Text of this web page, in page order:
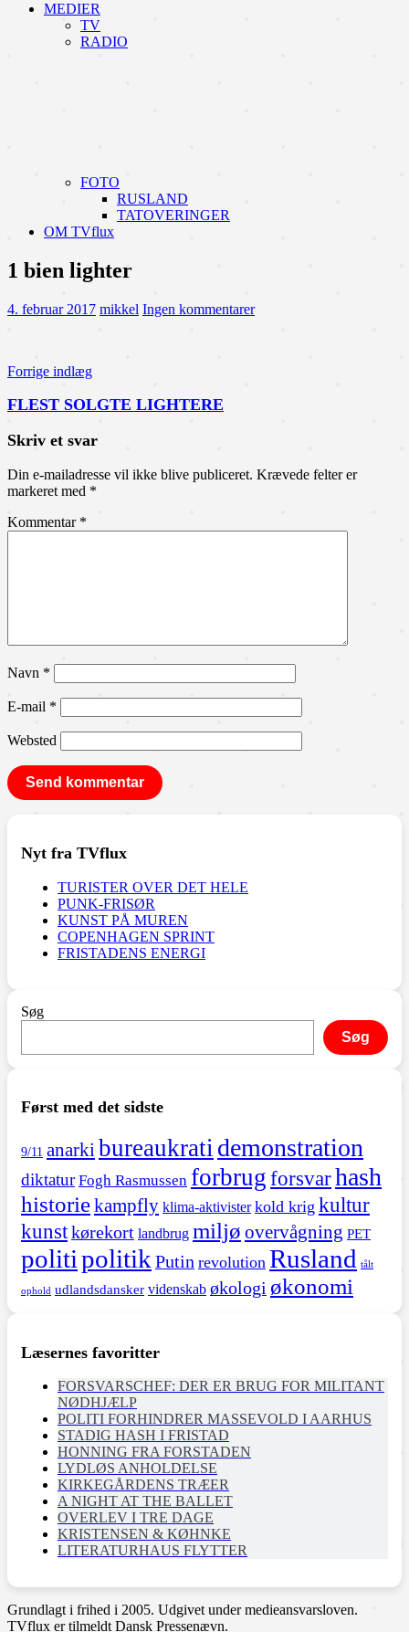
MEDIER
TV
RADIO
FOTO
RUSLAND
TATOVERINGER
OM TVflux
1 bien lighter
4. februar 2017 mikkel Ingen kommentarer
Indlægsnavigation
Forrige indlæg
FLEST SOLGTE LIGHTERE
Skriv et svar
Din e-mailadresse vil ikke blive publiceret. Krævede felter er
markeret med *
Kommentar *
Navn *
E-mail *
Websted
Nyt fra TVflux
TURISTER OVER DET HELE
PUNK-FRISØR
KUNST PÅ MUREN
COPENHAGEN SPRINT
FRISTADENS ENERGI
Søg
Søg
Først med det sidste
9/11 anarki bureaukrati demonstration
diktatur Fogh Rasmussen forbrugforsvarhash
historiekampfly klima-aktivister kold krig kultur
kunstkørekort landbrug miljø overvågning PET
politipolitik Putin revolution Rusland tålt
ophold udlandsdansker videnskab økologi økonomi
Læsernes favoritter
FORSVARSCHEF: DER ER BRUG FOR MILITANT
NØDHJÆLP
POLITI FORHINDRER MASSEVOLD I AARHUS
STADIG HASH I FRISTAD
HONNING FRA FORSTADEN
LYDLØS ANHOLDELSE
KIRKEGÅRDENS TRÆER
A NIGHT AT THE BALLET
OVERLEV I TRE DAGE
KRISTENSEN & KØHNKE
LITERATURHAUS FLYTTER
Grundlagt i frihed i 2005. Udgivet under medieansvarsloven.
TVflux er tilmeldt Dansk Pressenævn.